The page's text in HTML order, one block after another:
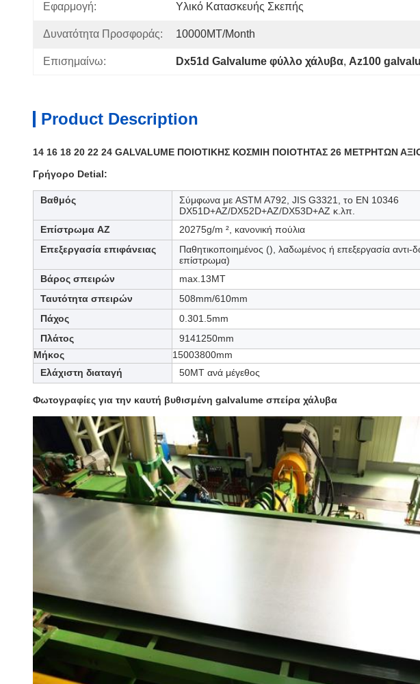
Εφαρμογή: Υλικό Κατασκευής Σκεπής
Δυνατότητα Προσφοράς: 10000MT/month
Επισημαίνω: Dx51d Galvalume φύλλο χάλυβα, Az100
Product Description
14 16 18 20 22 24 GALVALUME ΠΟΙΟΤΙΚΗΣ ΚΟΣΜΙΗ ΠΟΙΟΤΗΤΑΣ 26 ΜΕΤΡΗΤΩΝ
Γρήγορο Detial:
Βαθμός
Σύμφωνα με ASTM A792, JIS G3321, το EN 10346
DX51D+AZ/DX52D+AZ/DX53D+AZ κ.λπ.
Επίστρωμα AZ
20275g/m ², κανονική πούλια
Επεξεργασία επιφάνειας
Παθητικοποιημένος (), λαδωμένος ή επεξεργασία αντι-
επίστρωμα)
Βάρος σπειρών
max.13MT
Ταυτότητα σπειρών
508mm/610mm
Πάχος
0.301.5mm
Πλάτος
9141250mm
Μήκος
15003800mm
Ελάχιστη διαταγή
50MT ανά μέγεθος
Φωτογραφίες για την καυτή βυθισμένη galvalume σπείρα χάλυβα